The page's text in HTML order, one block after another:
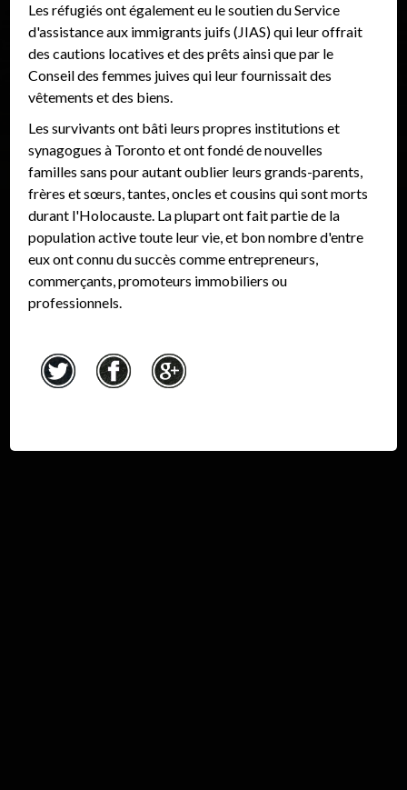
Les réfugiés ont également eu le soutien du Service
d'assistance aux immigrants juifs (JIAS) qui leur offrait
des cautions locatives et des prêts ainsi que par le
Conseil des femmes juives qui leur fournissait des
vêtements et des biens.
Les survivants ont bâti leurs propres institutions et
synagogues à Toronto et ont fondé de nouvelles
familles sans pour autant oublier leurs grands-parents,
frères et sœurs, tantes, oncles et cousins qui sont morts
durant l'Holocauste. La plupart ont fait partie de la
population active toute leur vie, et bon nombre d'entre
eux ont connu du succès comme entrepreneurs,
commerçants, promoteurs immobiliers ou
professionnels.